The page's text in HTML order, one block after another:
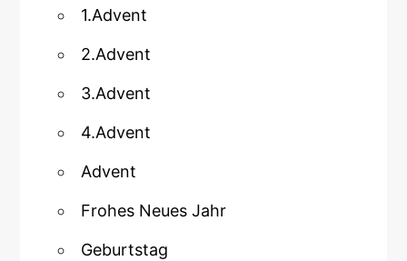
1.Advent
2.Advent
3.Advent
4.Advent
Advent
Frohes Neues Jahr
Geburtstag